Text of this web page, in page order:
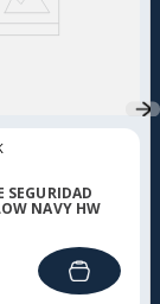
SEGURIDAD
NAVY HW